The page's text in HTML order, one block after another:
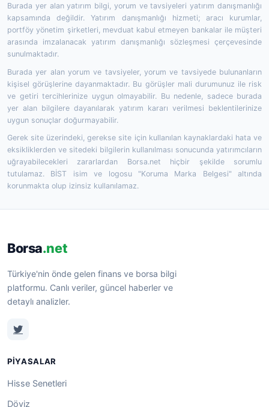
Burada yer alan yatırım bilgi, yorum ve tavsiyeleri yatırım danışmanlığı
kapsamında değildir. Yatırım danışmanlığı hizmeti; aracı kurumlar,
portföy yönetim şirketleri, mevduat kabul etmeyen bankalar ile müşteri
arasında imzalanacak yatırım danışmanlığı sözleşmesi çerçevesinde
sunulmaktadır.
Burada yer alan yorum ve tavsiyeler, yorum ve tavsiyede bulunanların
kişisel görüşlerine dayanmaktadır. Bu görüşler mali durumunuz ile risk
ve getiri tercihlerinize uygun olmayabilir. Bu nedenle, sadece burada
yer alan bilgilere dayanılarak yatırım kararı verilmesi beklentilerinize
uygun sonuçlar doğurmayabilir.
Gerek site üzerindeki, gerekse site için kullanılan kaynaklardaki hata ve
eksikliklerden ve sitedeki bilgilerin kullanılması sonucunda yatırımcıların
uğrayabilecekleri zararlardan Borsa.net hiçbir şekilde sorumlu
tutulamaz. BİST isim ve logosu "Koruma Marka Belgesi" altında
korunmakta olup izinsiz kullanılamaz.
Borsa.net
Türkiye'nin önde gelen finans ve borsa bilgi
platformu. Canlı veriler, güncel haberler ve
detaylı analizler.
PIYASALAR
Hisse Senetleri
Döviz